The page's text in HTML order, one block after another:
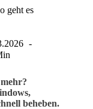
geht es
beheben.